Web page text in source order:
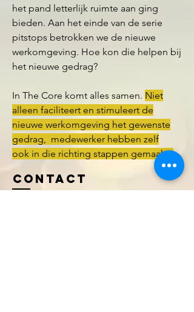
het pand letterlijk ruimte aan ging
bieden. Aan het einde van de serie
pitstops betrokken we de nieuwe
werkomgeving. Hoe kon die helpen bij
het nieuwe gedrag?
In The Core komt alles samen. Niet
alleen faciliteert en stimuleert de
nieuwe werkomgeving het gewenste
gedrag, medewerker hebben zelf
ook in die richting stappen gemaakt.
Contact